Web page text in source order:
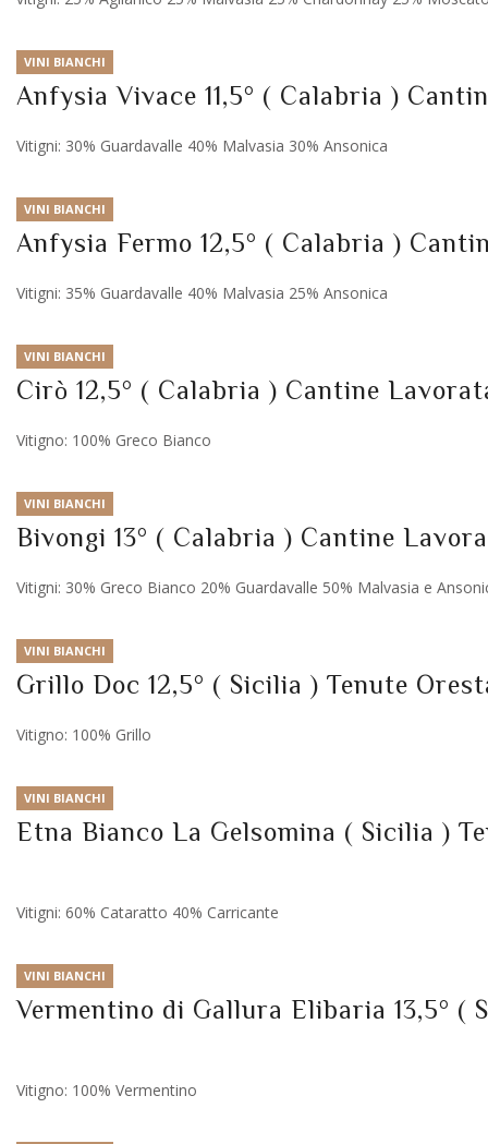
VINI BIANCHI
Anfysia Vivace 11,5° ( Calabria )
Vitigni: 30% Guardavalle 40% Malvasia 30% Ansonica
VINI BIANCHI
Anfysia Fermo 12,5° ( Calabria )
Vitigni: 35% Guardavalle 40% Malvasia 25% Ansonica
VINI BIANCHI
Cirò 12,5° ( Calabria ) Cantine
Vitigno: 100% Greco Bianco
VINI BIANCHI
Bivongi 13° ( Calabria ) Cantine
Vitigni: 30% Greco Bianco 20% Guardavalle 50% Malvasia e
VINI BIANCHI
Grillo Doc 12,5° ( Sicilia ) Tenute
Vitigno: 100% Grillo
VINI BIANCHI
Etna Bianco La Gelsomina ( Sicilia )
Vitigni: 60% Cataratto 40% Carricante
VINI BIANCHI
Vermentino di Gallura Elibaria 13,5° (
Vitigno: 100% Vermentino